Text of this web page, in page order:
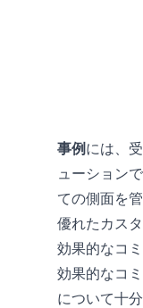
事例には、
ューション
ての側面を
優れたカス
効果的なコ
効果的なコ
について十